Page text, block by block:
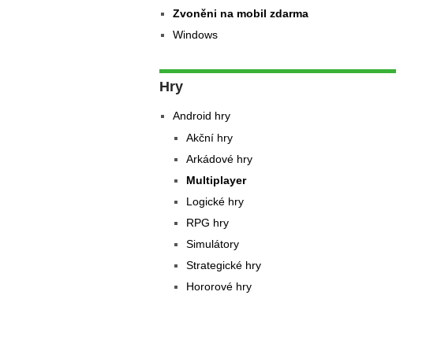
Zvoněni na mobil zdarma
Windows
Hry
Android hry
Akční hry
Arkádové hry
Multiplayer
Logické hry
RPG hry
Simulátory
Strategické hry
Hororové hry